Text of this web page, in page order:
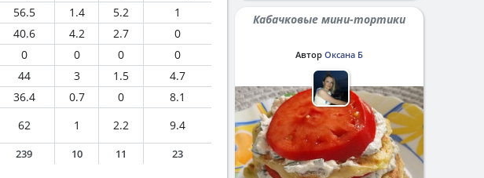
56.5 1.4 5.2
1
40.6 4.2 2.7
0
0 0 0
0
44 3 1.5
4.7
36.4 0.7 0
8.1
62 1 2.2
9.4
239 10 11 23
Кабачковые мини-тортики
Автор Оксана Б